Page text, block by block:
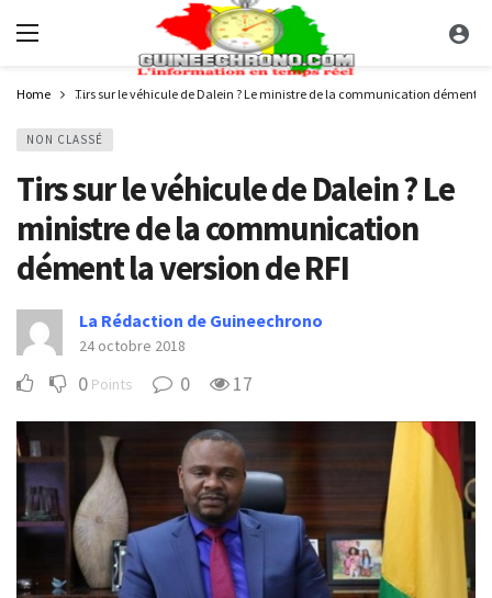
Home Tirs sur le véhicule de Dalein ? Le ministre de la communication dément la
NON CLASSÉ
Tirs sur le véhicule de Dalein ? Le
ministre de la communication
dément la version de RFI
La Rédaction de Guineechrono
24 octobre 2018
0 Points 0 17